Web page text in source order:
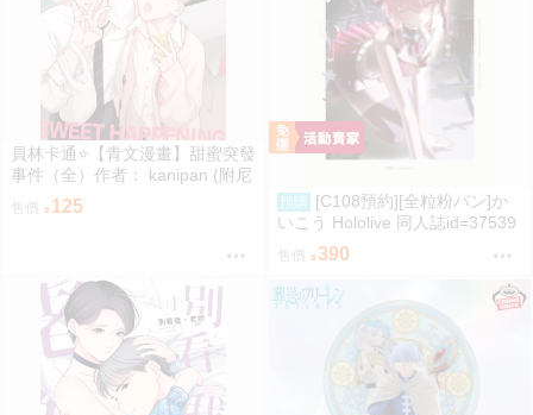
員林卡通⭐️【青文漫畫】甜蜜突發
事件（全）作者： kanipan (附尼
采書套)
售價 125 預購
[C108預約][全粒粉パン]か
いこう Hololive 同人誌id=37539
售價 390